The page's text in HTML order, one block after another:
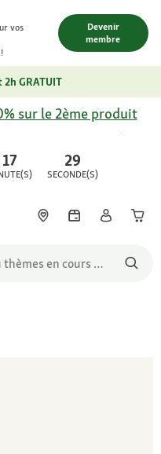
vos
Devenir
membre
GRATUIT
17 29
SECONDE(S)
sur le 2ème produit